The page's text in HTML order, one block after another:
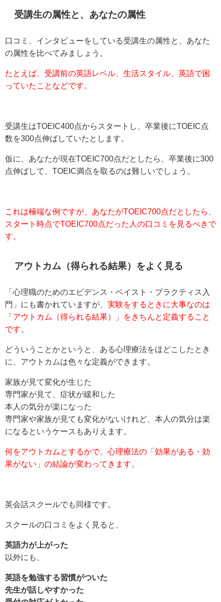
受講生の属性と、あなたの属性
口コミ、インタビューをしている受講生の属性と、あなた
の属性を比べてみましょう。
たとえば、受講前の英語レベル、生活スタイル、英語で困
っていたことなどです。
受講生はTOEIC400点からスタートし、卒業後にTOEIC点
数を300点伸ばしていたとします。
仮に、あなたが現在TOEIC700点だとしたら、卒業後に300
点伸ばして、TOEIC満点を取るのは難しいでしょう。
これは極端な例ですが、あなたがTOEIC700点だとしたら、
スタート時点でTOEIC700点だった人の口コミを見るべきで
す。
アウトカム（得られる結果）をよく見る
「心理職のためのエビデンス・ベイスト・プラクティス入
門」にも書かれていますが、 実験をするときに大事なのは
「アウトカム（得られる結果）」をきちんと定義すること
です。
どういうことかというと、ある心理療法をほどこしたとき
に、アウトカムは色々な定義ができます。
家族が見て変化が生じた
専門家が見て、症状が緩和した
本人の気分が楽になった
専門家や家族が見ても変化がないけれど、本人の気分は楽
になるというケースもありえます。
何をアウトカムとするかで、心理療法の「効果がある・効
果がない」の結論が変わってきます。
英会話スクールでも同様です。
スクールの口コミをよく見ると、
英語力が上がった
以外にも、
英語を勉強する習慣がついた
先生が話しやすかった